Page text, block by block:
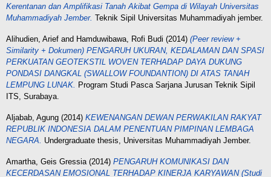
Kerentanan dan Amplifikasi Tanah Akibat Gempa di Wilayah Universitas
Muhammadiyah Jember. Teknik Sipil Universitas Muhammadiyah jember.
Alihudien, Arief and Hamduwibawa, Rofi Budi (2014) (Peer review +
Similarity + Dokumen) PENGARUH UKURAN, KEDALAMAN DAN SPASI
PERKUATAN GEOTEKSTIL WOVEN TERHADAP DAYA DUKUNG
PONDASI DANGKAL (SWALLOW FOUNDANTION) DI ATAS TANAH
LEMPUNG LUNAK. Program Studi Pasca Sarjana Jurusan Teknik Sipil
ITS, Surabaya.
Aljabab, Agung (2014) KEWENANGAN DEWAN PERWAKILAN RAKYAT
REPUBLIK INDONESIA DALAM PENENTUAN PIMPINAN LEMBAGA
NEGARA. Undergraduate thesis, Universitas Muhammadiyah Jember.
Amartha, Geis Gressia(2014) PENGARUH KOMUNIKASI DAN
KECERDASAN EMOSIONAL TERHADAP KINERJA KARYAWAN (Studi